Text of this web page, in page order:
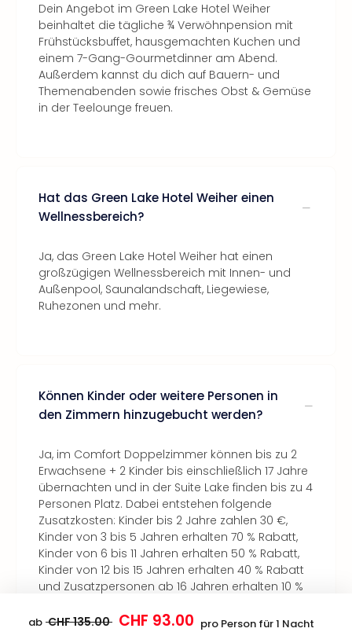
Dein Angebot im Green Lake Hotel Weiher
beinhaltet die tägliche ¾ Verwöhnpension mit
Frühstücksbuffet, hausgemachten Kuchen und
einem 7-Gang-Gourmetdinner am Abend.
Außerdem kannst du dich auf Bauern- und
Themenabenden sowie frisches Obst & Gemüse
in der Teelounge freuen.
Hat das Green Lake Hotel Weiher einen
Wellnessbereich?
Ja, das Green Lake Hotel Weiher hat einen
großzügigen Wellnessbereich mit Innen- und
Außenpool, Saunalandschaft, Liegewiese,
Ruhezonen und mehr.
Können Kinder oder weitere Personen in
den Zimmern hinzugebucht werden?
Ja, im Comfort Doppelzimmer können bis zu 2
Erwachsene + 2 Kinder bis einschließlich 17 Jahre
übernachten und in der Suite Lake finden bis zu 4
Personen Platz. Dabei entstehen folgende
Zusatzkosten: Kinder bis 2 Jahre zahlen 30 €,
Kinder von 3 bis 5 Jahren erhalten 70 % Rabatt,
Kinder von 6 bis 11 Jahren erhalten 50 % Rabatt,
Kinder von 12 bis 15 Jahren erhalten 40 % Rabatt
und Zusatzpersonen ab 16 Jahren erhalten 10 %
Zusatzpersonen hinzugebucht werden.
ab CHF 135.00 CHF 93.00 pro Person für 1 Nacht